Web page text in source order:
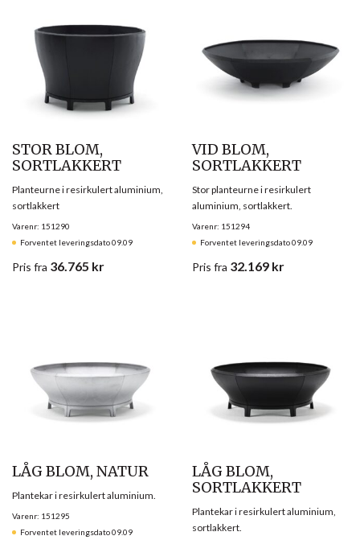
STOR BLOM,
SORTLAKKERT
Varenr: 151290
Forventet leveringsdato 09.09
Planteurne i resirkulert aluminium,
sortlakkert
Pris fra 36.765 kr
VID BLOM,
SORTLAKKERT
Varenr: 151294
Forventet leveringsdato 09.09
Stor planteurne i resirkulert
aluminium, sortlakkert.
Pris fra 32.169 kr
LÅG BLOM, NATUR
Varenr: 151295
Forventet leveringsdato 09.09
Plantekar i resirkulert aluminium.
LÅG BLOM,
SORTLAKKERT
Plantekar i resirkulert aluminium,
sortlakkert.